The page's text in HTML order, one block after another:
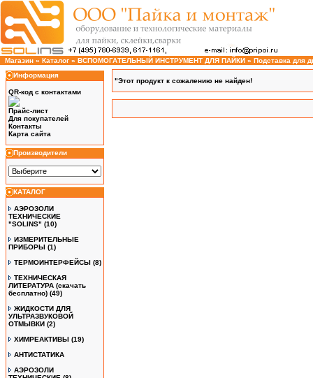
Магазин » Каталог » ВСПОМОГАТЕЛЬНЫЙ ИНСТРУМЕНТ ДЛЯ ПАЙКИ » Подставка для
Информация
QR-код с контактами
Прайс-лист
Для покупателей
Контакты
Карта сайта
Производители
КАТАЛОГ
АЭРОЗОЛИ
ТЕХНИЧЕСКИЕ
"SOLINS" (10)
ИЗМЕРИТЕЛЬНЫЕ
ПРИБОРЫ (1)
ТЕРМОИНТЕРФЕЙСЫ (8)
ТЕХНИЧЕСКАЯ
ЛИТЕРАТУРА (скачать
бесплатно) (49)
ЖИДКОСТИ ДЛЯ
УЛЬТРАЗВУКОВОЙ
ОТМЫВКИ (2)
ХИМРЕАКТИВЫ (19)
АНТИСТАТИКА
АЭРОЗОЛИ
"Этот продукт к сожалению не найден!